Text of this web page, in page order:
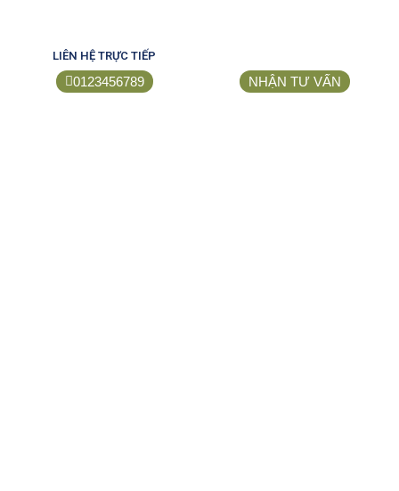
LIÊN HỆ TRỰC TIẾP
0123456789 NHẬN TƯ VẤN